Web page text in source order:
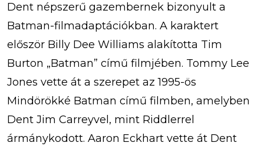
Dent népszerű gazembernek bizonyult a
Batman-filmadaptációkban. A karaktert
először Billy Dee Williams alakította Tim
Burton „Batman” című filmjében. Tommy Lee
Jones vette át a szerepet az 1995-ös
Mindörökké Batman című filmben, amelyben
Dent Jim Carreyvel, mint Riddlerrel
ármánykodott. Aaron Eckhart vette át Dent